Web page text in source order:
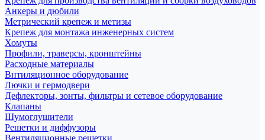
Анкеры и дюбили
Метрический крепеж и метизы
Крепеж для монтажа инженерных систем
Хомуты
Профили, траверсы, кронштейны
Расходные материалы
Внтиляционное оборудование
Лючки и гермодвери
Дефлекторы, зонты, фильтры и сетевое оборудование
Клапаны
Шумоглушители
Решетки и диффузоры
Вентиляционные решетки